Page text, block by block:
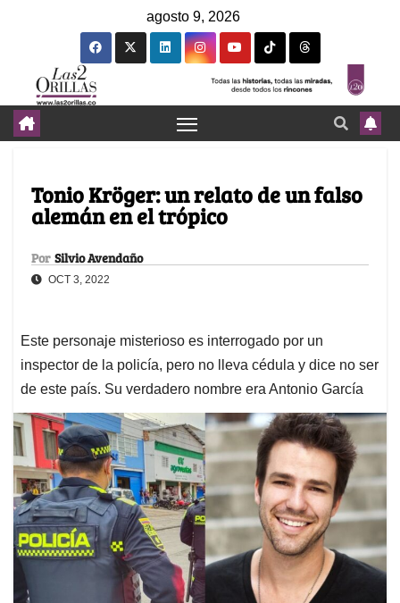
agosto 9, 2026
Tonio Kröger: un relato de un falso
alemán en el trópico
Por Silvio Avendaño
OCT 3, 2022
Este personaje misterioso es interrogado por un
inspector de la policía, pero no lleva cédula y dice no ser
de este país. Su verdadero nombre era Antonio García